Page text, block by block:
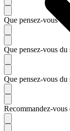
Que pensez-vous
Que pensez-vous
Que pensez-vous du
Recommandez-vous